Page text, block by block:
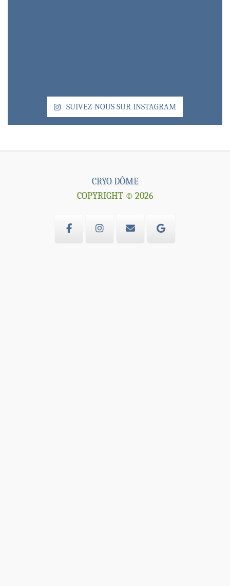
SUIVEZ-NOUS SUR INSTAGRAM
CRYO DÔME
COPYRIGHT © 2026